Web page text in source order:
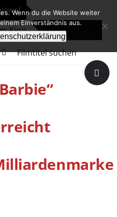
Kino
Die
Toggle
Sliding
Wenn du die Website weiter
Einverständnis aus.